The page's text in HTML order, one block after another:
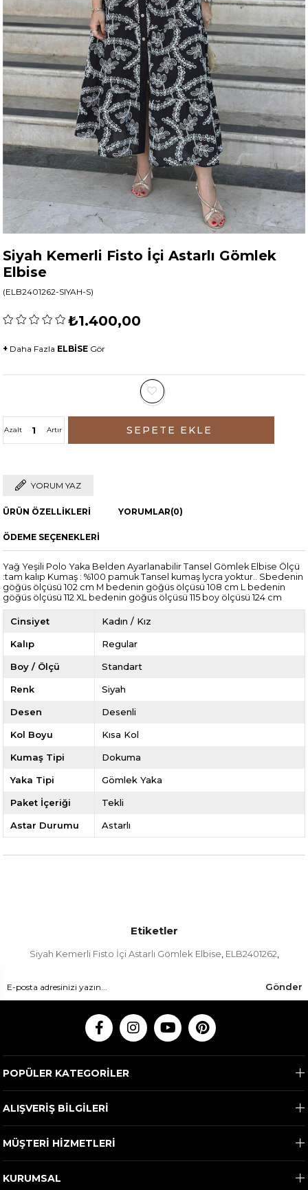
Siyah Kemerli Fisto İçi Astarlı Gömlek
Elbise
(ELB2401262-SIYAH-S)
₺1.400,00
+ Daha Fazla ELBİSE Gör
Artır
Azalt
YORUM YAZ
ÜRÜN ÖZELLIKLERI YORUMLAR(0)
ÖDEME SEÇENEKLERI
Yağ Yeşili Polo Yaka Belden Ayarlanabilir Tansel Gömlek Elbise Ölçü
:tam kalıp Kumaş : %100 pamuk Tansel kumaş lycra yoktur.. Sbedenin
göğüs ölçüsü 102 cm M bedenin göğüs ölçüsü 108 cm L bedenin
göğüs ölçüsü 112 XL bedenin göğüs ölçüsü 115 boy ölçüsü 124 cm
Cinsiyet Kadın / Kız
Kalıp Regular
Boy / Ölçü Standart
Renk Siyah
Desen Desenli
Kol Boyu Kısa Kol
Kumaş Tipi Dokuma
Yaka Tipi Gömlek Yaka
Paket İçeriği Tekli
Astar Durumu Astarlı
Etiketler
Siyah Kemerli Fisto İçi Astarlı Gömlek Elbise, ELB2401262,
Gönder
POPÜLER KATEGORİLER
ALIŞVERİŞ BİLGİLERİ
MÜŞTERİ HİZMETLERİ
KURUMSAL